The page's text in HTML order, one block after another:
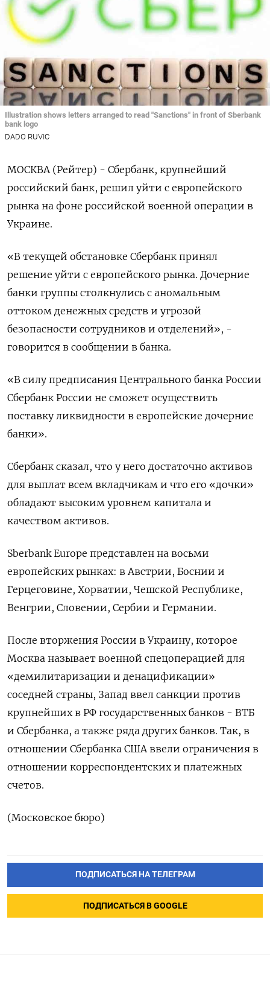
Illustration shows letters arranged to read "Sanctions" in front of Sberbank
bank logo
DADO RUVIC
МОСКВА (Рейтер) - Сбербанк, крупнейший
российский банк, решил уйти с европейского
рынка на фоне российской военной операции в
Украине.
«В текущей обстановке Сбербанк принял
решение уйти с европейского рынка. Дочерние
банки группы столкнулись с аномальным
оттоком денежных средств и угрозой
безопасности сотрудников и отделений», -
говорится в сообщении в банка.
«В силу предписания Центрального банка России
Сбербанк России не сможет осуществить
поставку ликвидности в европейские дочерние
банки».
Сбербанк сказал, что у него достаточно активов
для выплат всем вкладчикам и что его «дочки»
обладают высоким уровнем капитала и
качеством активов.
Sberbank Europe представлен на восьми
европейских рынках: в Австрии, Боснии и
Герцеговине, Хорватии, Чешской Республике,
Венгрии, Словении, Сербии и Германии.
После вторжения России в Украину, которое
Москва называет военной спецоперацией для
«демилитаризации и денацификации»
соседней страны, Запад ввел санкции против
крупнейших в РФ государственных банков - ВТБ
и Сбербанка, а также ряда других банков. Так, в
отношении Сбербанка США ввели ограничения в
отношении корреспондентских и платежных
счетов.
(Московское бюро)
ПОДПИСАТЬСЯ НА ТЕЛЕГРАМ
ПОДПИСАТЬСЯ В GOOGLE